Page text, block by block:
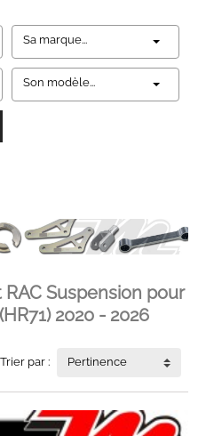
Sa marque...
Son modèle...
Suspension pour
2020 - 2026
Trier par : Pertinence